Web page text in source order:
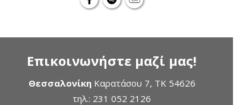
Επικοινωνήστε μαζί μας!
ΘεσσαλονίκηΚαρατάσου 7, TK 54626
τηλ.: 231 052 2126